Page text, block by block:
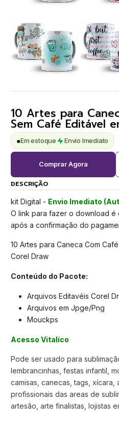
10 Artes para
Sem Café Editável
●Em estoque Envio Imediato
Comprar Agora
DESCRIÇÃO
kit Digital - Envio Imediato
O link para fazer o download
após a confirmação do
10 Artes para Caneca Com
Corel Draw
Conteúdo do Pacote:
Arquivos Editavéis Corel
Arquivos em Jpge/Png
Mouckps
Acesso Vitalíco
Pode ser usado para
lembrancinhas, festas infantil,
camisas, canecas, tags, xícara,
profissionais das areas de
artesão, arte finalistas, lojistas